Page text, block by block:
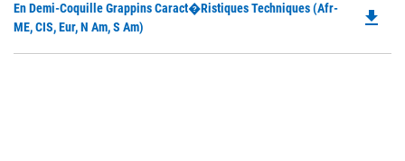
En Demi-Coquille Grappins Caract�ristiques Techniques (Afr-
ME, CIS, Eur, N Am, S Am)
file_download